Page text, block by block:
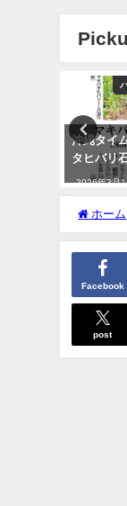
沖縄タイ
タヒバリ
2026年3月
ホーム
Facebook
post